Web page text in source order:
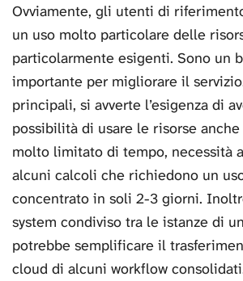
Ovviamente, gli utenti di
un uso molto particolare delle
particolarmente esigenti. Sono un
importante per migliorare il
principali, si avverte l’esigenza di
possibilità di usare le risorse
molto limitato di tempo, necessità
alcuni calcoli che richiedono un
concentrato in soli 2-3 giorni.
system condiviso tra le istanze di
potrebbe semplificare il
cloud di alcuni workflow